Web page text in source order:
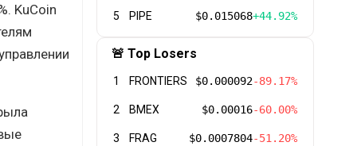
KuCoin
5 PIPE $0.015068+44.92%
🚨 Top Losers
1 FRONTIERS $0.000092-89.17%
2 BMEX $0.00016-60.00%
3 FRAG $0.0007804-51.20%